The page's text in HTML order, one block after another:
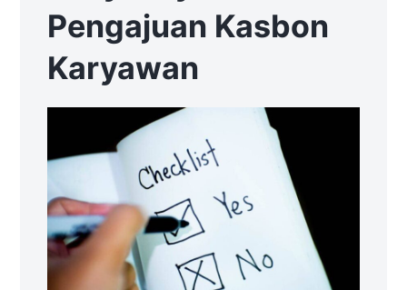
Pengajuan Kasbon
Karyawan